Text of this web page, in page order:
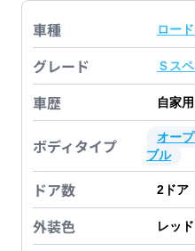
車種 ロー
グレード Ｓス
車歴 自家用
ボディタイプ
オー
ブル
ドア数 2 ドア
外装色 レッド